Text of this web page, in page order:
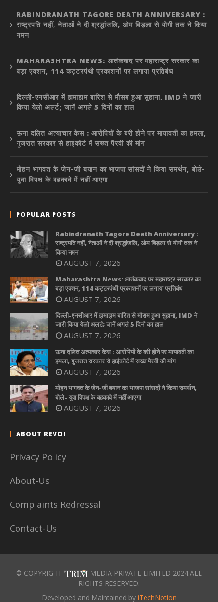
RABINDRANATH TAGORE DEATH ANNIVERSARY :
राष्ट्रपति नहीं, नेताओं ने दी श्रद्धांजलि, ओम बिड़ला से योगी तक ने किया
नमन
MAHARASHTRA NEWS: आतंकवाद पर महाराष्ट्र सरकार का
बड़ा एक्शन, 114 कट्टरपंथी प्रकाशनों पर लगाया प्रतिबंध
दिल्ली-एनसीआर में झमाझम बारिश से मौसम हुआ सुहाना, IMD ने जारी
किया येलो अलर्ट; जानें अगले 5 दिनों का हाल
ऊना दलित अत्याचार केस : आरोपियों के बरी होने पर मायावती का हमला,
गुजरात सरकार से हाईकोर्ट में सख्त पैरवी की मांग
मोहन भागवत के जेन-जी बयान का भाजपा सांसदों ने किया समर्थन, बोले-
युवा विपक्ष के बहकावे में नहीं आएगा
POPULAR POSTS
Rabindranath Tagore Death Anniversary :
राष्ट्रपति नहीं, नेताओं ने दी श्रद्धांजलि, ओम बिड़ला से योगी तक ने
किया नमन
AUGUST 7, 2026
Maharashtra News: आतंकवाद पर महाराष्ट्र सरकार का
बड़ा एक्शन, 114 कट्टरपंथी प्रकाशनों पर लगाया प्रतिबंध
AUGUST 7, 2026
दिल्ली-एनसीआर में झमाझम बारिश से मौसम हुआ सुहाना, IMD ने
जारी किया येलो अलर्ट; जानें अगले 5 दिनों का हाल
AUGUST 7, 2026
ऊना दलित अत्याचार केस : आरोपियों के बरी होने पर मायावती का
हमला, गुजरात सरकार से हाईकोर्ट में सख्त पैरवी की मांग
AUGUST 7, 2026
मोहन भागवत के जेन-जी बयान का भाजपा सांसदों ने किया समर्थन,
बोले- युवा विपक्ष के बहकावे में नहीं आएगा
AUGUST 7, 2026
ABOUT REVOI
Privacy Policy
About-Us
Complaints Redressal
Contact-Us
© COPYRIGHT
MEDIA PRIVATE LIMITED 2024.ALL
RIGHTS RESERVED.
Developed and Maintained by iTechNotion